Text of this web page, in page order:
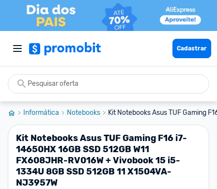
Cadastrar
Informática Notebooks Kit Notebooks Asus TUF Gaming
Kit Notebooks Asus TUF Gaming F16 i7-
14650HX 16GB SSD 512GB W11
FX608JHR-RV016W + Vivobook 15 i5-
1334U 8GB SSD 512GB 11 X1504VA-
NJ3957W